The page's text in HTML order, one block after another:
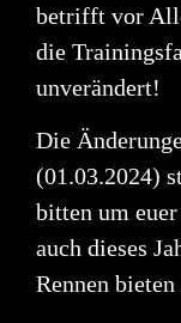
betrifft vor
die
unverändert!
Die
(01.03.2024)
bitten um
auch dieses
Rennen